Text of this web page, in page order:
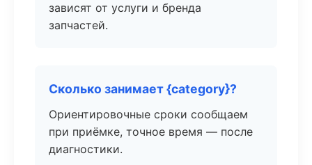
зависят от услуги и бренда
запчастей.
Сколько занимает {category}?
Ориентировочные сроки сообщаем
при приёмке, точное время — после
диагностики.